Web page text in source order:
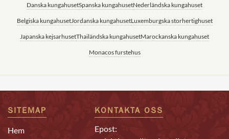
Danska kungahusetSpanska kungahusetNederländska kungahuset
Belgiska kungahusetJordanska kungahusetLuxemburgska storhertighuset
Japanska kejsarhusetThailändska kungahusetMarockanska kungahuset
Monacos furstehus
SITEMAP
Hem
KONTAKTA OSS
Epost: